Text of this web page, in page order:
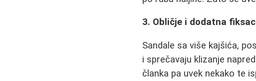
3. Obličje i dodatna
Sandale sa više kajšića,
i sprečavaju klizanje
članka pa uvek nekako te